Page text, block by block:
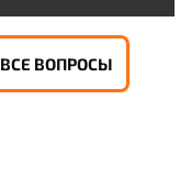
ВСЕ ВОПРОСЫ